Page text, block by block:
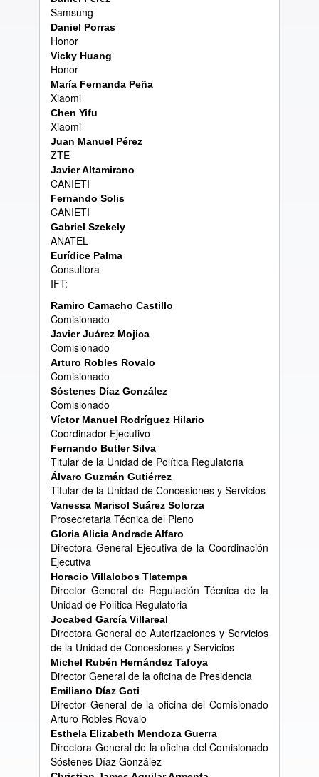
Samsung
Daniel Porras
Honor
Vicky Huang
Honor
María Fernanda Peña
Xiaomi
Chen Yifu
Xiaomi
Juan Manuel Pérez
ZTE
Javier Altamirano
CANIETI
Fernando Solis
CANIETI
Gabriel Szekely
ANATEL
Eurídice Palma
Consultora
IFT:
Ramiro Camacho Castillo
Comisionado
Javier Juárez Mojica
Comisionado
Arturo Robles Rovalo
Comisionado
Sóstenes Díaz González
Comisionado
Víctor Manuel Rodríguez Hilario
Coordinador Ejecutivo
Fernando Butler Silva
Titular de la Unidad de Política Regulatoria
Álvaro Guzmán Gutiérrez
Titular de la Unidad de Concesiones y Servicios
Vanessa Marisol Suárez Solorza
Prosecretaria Técnica del Pleno
Gloria Alicia Andrade Alfaro
Directora General Ejecutiva de la Coordinación
Ejecutiva
Horacio Villalobos Tlatempa
Director General de Regulación Técnica de la
Unidad de Política Regulatoria
Jocabed García Villareal
Directora General de Autorizaciones y Servicios
de la Unidad de Concesiones y Servicios
Michel Rubén Hernández Tafoya
Director General de la oficina de Presidencia
Emiliano Díaz Goti
Director General de la oficina del Comisionado
Arturo Robles Rovalo
Esthela Elizabeth Mendoza Guerra
Directora General de la oficina del Comisionado
Sóstenes Díaz González